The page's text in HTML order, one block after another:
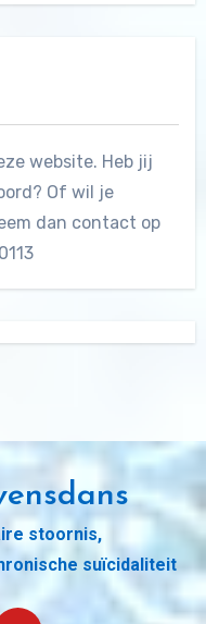
website. Heb jij
Of wil je
dan contact op
stoornis,
suïcidaliteit